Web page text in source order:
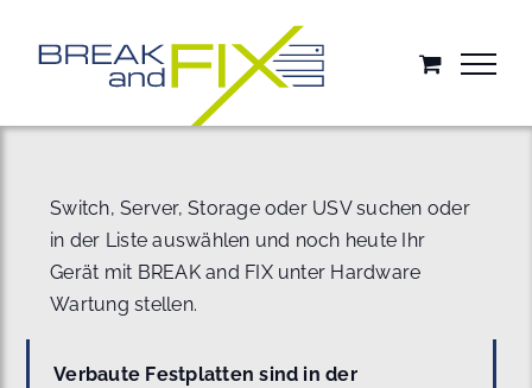
springen
Switch, Server, Storage oder USV suchen oder
in der Liste auswählen und noch heute Ihr
Gerät mit BREAK and FIX unter Hardware
Wartung stellen.
Verbaute Festplatten sind in der